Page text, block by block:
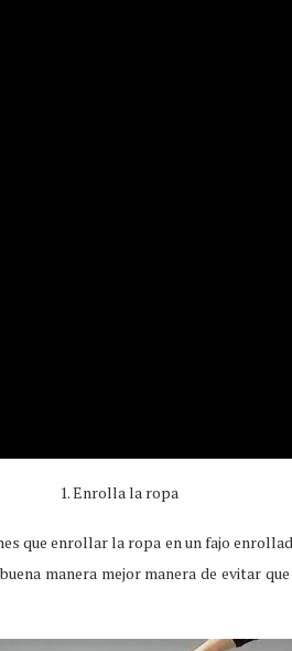
1. Enrolla la ropa
que enrollar la ropa en un fajo
manera mejor manera de evitar